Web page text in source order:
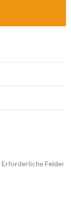
Erforderliche Felder